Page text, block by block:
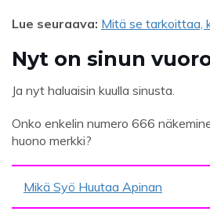
Lue seuraava: Mitä se tarkoittaa,
Nyt on sinun
Ja nyt haluaisin kuulla sinusta.
Onko enkelin numero 666
huono merkki?
Mikä Syö Huutaa Apinan